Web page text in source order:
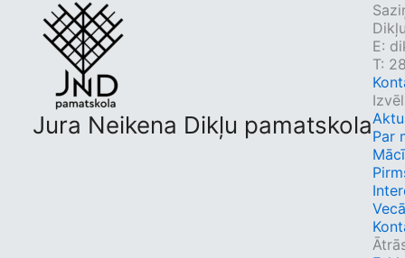
Jura Neikena Dikļu pamatskola
E:
T:
Par